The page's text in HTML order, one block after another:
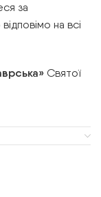
за
на всі
Святої